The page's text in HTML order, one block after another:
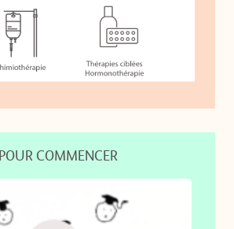
POUR COMMENCER